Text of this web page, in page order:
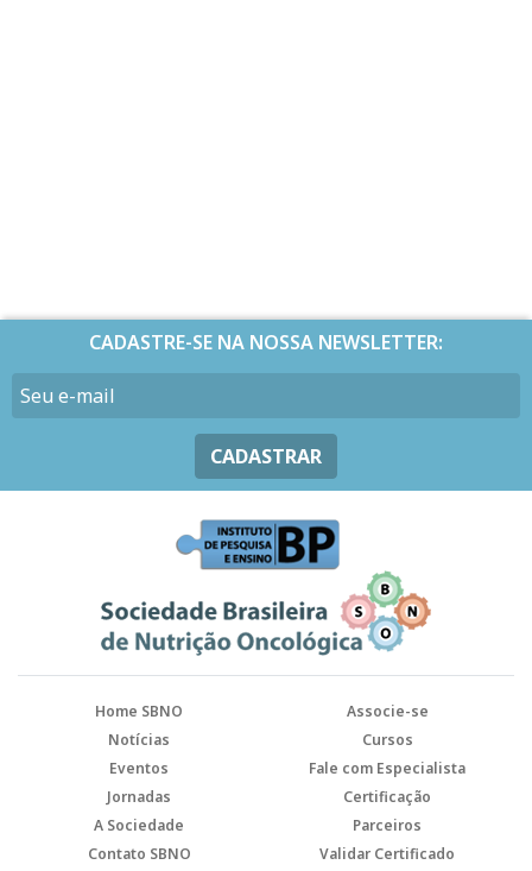
CADASTRE-SE NA NOSSA NEWSLETTER:
CADASTRAR
Home SBNO
Associe-se
Notícias
Cursos
Eventos
Fale com Especialista
Jornadas
Certificação
A Sociedade
Parceiros
Contato SBNO
Validar Certificado